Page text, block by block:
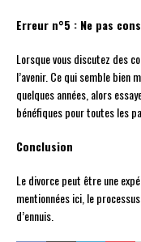
Erreur n°5 : Ne pas
Lorsque vous discutez des
l’avenir. Ce qui semble bien
quelques années, alors
bénéfiques pour toutes les
Conclusion
Le divorce peut être une
mentionnées ici, le
d’ennuis.